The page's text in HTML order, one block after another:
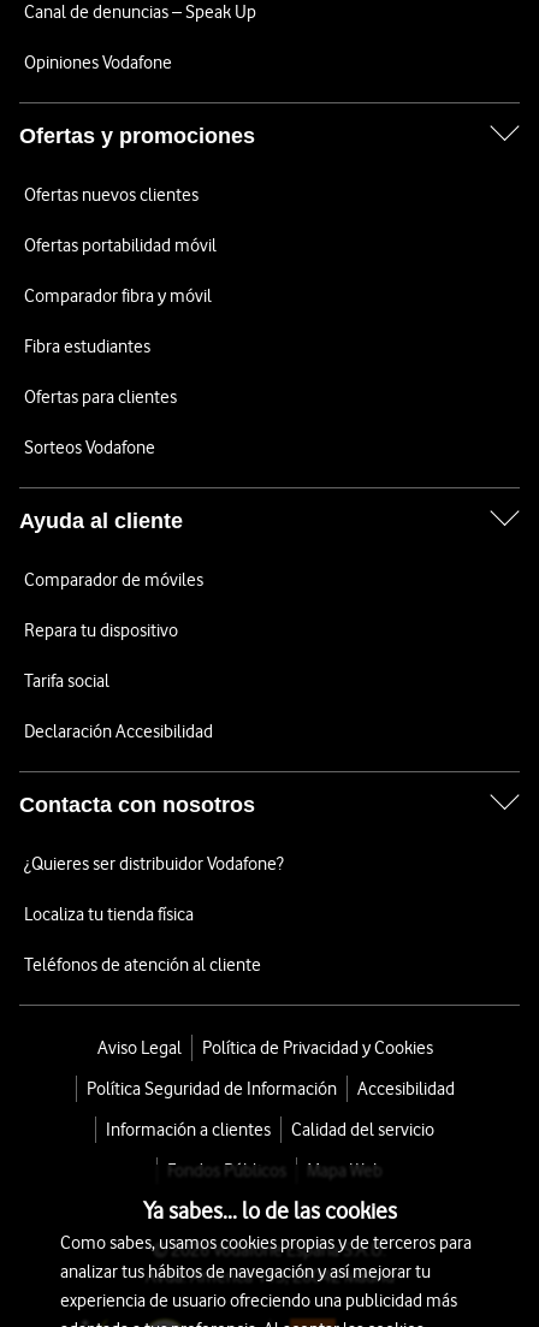
Canal de denuncias – Speak Up
Opiniones Vodafone
Ofertas y promociones
Ofertas nuevos clientes
Ofertas portabilidad móvil
Comparador fibra y móvil
Fibra estudiantes
Ofertas para clientes
Sorteos Vodafone
Ayuda al cliente
Comparador de móviles
Repara tu dispositivo
Tarifa social
Declaración Accesibilidad
Contacta con nosotros
¿Quieres ser distribuidor Vodafone?
Localiza tu tienda física
Teléfonos de atención al cliente
Aviso Legal
Política de Privacidad y Cookies
Política Seguridad de Información
Accesibilidad
Información a clientes
Calidad del servicio
Fondos Públicos
Mapa Web
© 2026 Vodafone España S.A.U.
Avda. América 115, 28042 Madrid
Ya sabes... lo de las cookies
Como sabes, usamos cookies propias y de terceros para
analizar tus hábitos de navegación y así mejorar tu
experiencia de usuario ofreciendo una publicidad más